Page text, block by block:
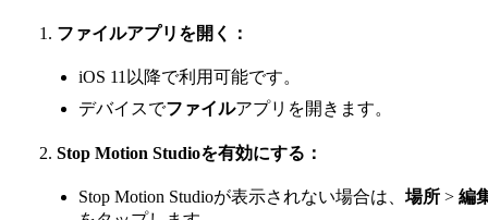
ファイルアプリを開く：
iOS 11以降で利用可能です。
デバイスでファイルアプリを開きます。
Stop Motion Studioを有効にする：
Stop Motion Studioが表示されない場合は、 場所 > 編